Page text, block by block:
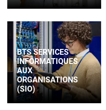
BTS SERVICES
INFORMATIQUES
AUX
ORGANISATIONS
(SIO)